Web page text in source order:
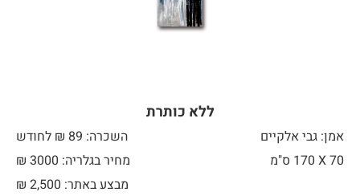
ללא כותרת
אמן: גבי אלקיים
השכרה: 89 ₪ לחודש
70 X
מחיר בגלריה: 3000 ₪
מבצע באתר:
₪ 2,500